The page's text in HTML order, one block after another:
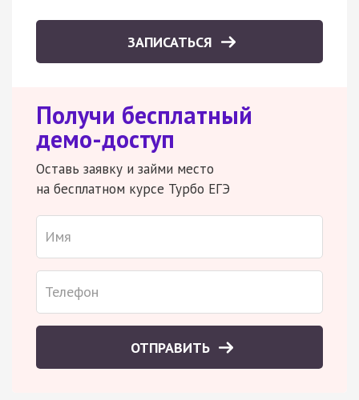
ЗАПИСАТЬСЯ
Получи бесплатный
демо-доступ
Оставь заявку и займи место
на бесплатном курсе Турбо ЕГЭ
ОТПРАВИТЬ